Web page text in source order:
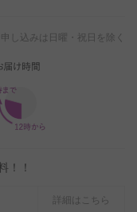
し込みは日曜・祝日を除く
！！
詳細はこちら